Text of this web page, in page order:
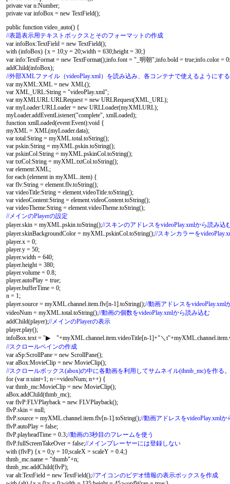
private var n:Number;
private var infoBox = new TextField();
public function video_auto() {
//表題表示用テキストボックスとそのフォーマットの作成
var infoBox:TextField = new TextField();
with (infoBox) {x = 10;y = 20;width = 630;height = 30;}
var info:TextFormat = new TextFormat();info.font = "_明朝";info.bold = true;info.color =
addChild(infoBox);
//外部XMLファイル（videoPlay.xml）を読み込み、各コンテナで使えるようにする
var myXML:XML = new XML();
var XML_URL:String = "videoPlay.xml";
var myXMLURL:URLRequest = new URLRequest(XML_URL);
var myLoader:URLLoader = new URLLoader(myXMLURL);
myLoader.addEventListener("complete", xmlLoaded);
function xmlLoaded(event:Event):void {
myXML = XML(myLoader.data);
var total:String = myXML.total.toString();
var pskin:String = myXML.pskin.toString();
var pskinCol:String = myXML.pskinCol.toString();
var txtCol:String = myXML.txtCol.toString();
var element:XML;
for each (element in myXML..item) {
var flv:String = element.flv.toString();
var videoTitle:String = element.videoTitle.toString();
var videoContent:String = element.videoContent.toString();
var videoTheme:String = element.videoTheme.toString();
//メインのPlayerの設定
player.skin = myXML.pskin.toString();//スキンのアドレスをvideoPlay.xmlから読み込
player.skinBackgroundColor = myXML.pskinCol.toString();//スキンカラーを
player.x = 0;
player.y = 50;
player.width = 640;
player.height = 380;
player.volume = 0.8;
player.autoPlay = true;
player.bufferTime = 0;
n = 1;
player.source = myXML.channel.item.flv[n-1].toString();//動画アドレスをvideoPlay.xml
videoNum = myXML.total.toString();//動画の個数をvideoPlay.xmlから読み込む
addChild(player);//メインのPlayerの表示
player.play();
infoBox.text = "▶ "+myXML.channel.item.videoTitle[n-1]+"＼
//スクロールペインの作成
var aSp:ScrollPane = new ScrollPane();
var aBox:MovieClip = new MovieClip();
//スクロールボックス(abox)の中に各動画を利用してサムネイル(thmb_mc)を作
for (var n:uint=1; n<=videoNum; n++) {
var thmb_mc:MovieClip = new MovieClip();
aBox.addChild(thmb_mc);
var flvP:FLVPlayback = new FLVPlayback();
flvP.skin = null;
flvP.source = myXML.channel.item.flv[n-1].toString();//動画アドレスをvideoPlay.xml
flvP.autoPlay = false;
flvP.playheadTime = 0.3;//動画の3秒目のフレームを使う
flvP.fullScreenTakeOver = false;//メインプレーヤーには登録しない
with (flvP) {x = 0;y = 10;scaleX = scaleY = 0.4;}
thmb_mc.name = "thumb"+n;
thmb_mc.addChild(flvP);
var alt:TextField = new TextField();//アイコンのビデオ情報の表示ボックスを作成